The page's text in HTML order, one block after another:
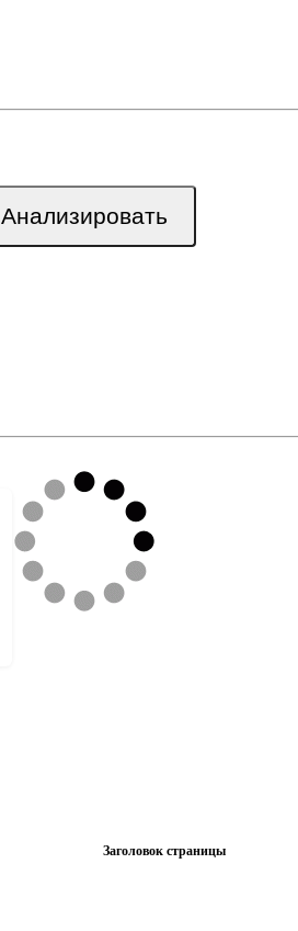
Анализировать
Заголовок страницы